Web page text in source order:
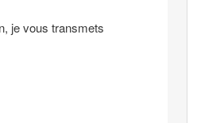
je vous transmets